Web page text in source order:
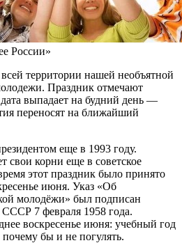
России»
территории нашей необъятной
Праздник отмечают
выпадает на будний день —
переносят на ближайший
еще в 1993 году.
свои корни еще в советское
этот праздник было принято
июня. Указ «Об
молодёжи» был подписан
7 февраля 1958 года.
воскресенье июня: учебный год
бы и не погулять.